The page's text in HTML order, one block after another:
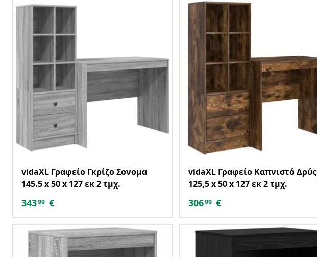
vidaXL Γραφείο Γκρίζο Σονομα
145.5 x 50 x 127 εκ 2 τμχ.
34399 €
vidaXL Γραφείο Καπνιστό Δρύς
125,5 x 50 x 127 εκ 2 τμχ.
30699 €